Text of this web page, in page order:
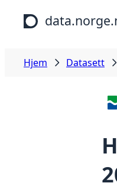
Hopp til hovedinnhold
Hjem Datasett